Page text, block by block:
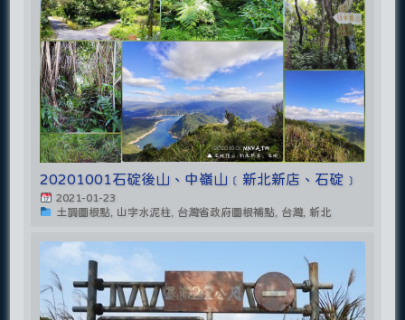
20201001石碇後山、中嶺山﹝新北新店、石碇﹞
2021-01-23
土調圖根點, 山字水泥柱, 台灣省政府圖根補點, 台灣, 新北